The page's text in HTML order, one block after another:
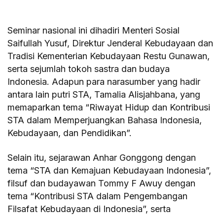
Seminar nasional ini dihadiri Menteri Sosial
Saifullah Yusuf, Direktur Jenderal Kebudayaan dan
Tradisi Kementerian Kebudayaan Restu Gunawan,
serta sejumlah tokoh sastra dan budaya
Indonesia. Adapun para narasumber yang hadir
antara lain putri STA, Tamalia Alisjahbana, yang
memaparkan tema “Riwayat Hidup dan Kontribusi
STA dalam Memperjuangkan Bahasa Indonesia,
Kebudayaan, dan Pendidikan”.
Selain itu, sejarawan Anhar Gonggong dengan
tema “STA dan Kemajuan Kebudayaan Indonesia”,
filsuf dan budayawan Tommy F Awuy dengan
tema “Kontribusi STA dalam Pengembangan
Filsafat Kebudayaan di Indonesia”, serta